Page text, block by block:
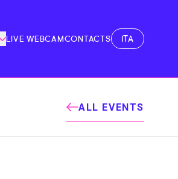
ITA
LIVE WEBCAMCONTACTS
ALL EVENTS